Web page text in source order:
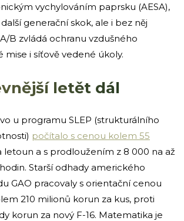
vychylováním paprsku (AESA),
generační skok, ale i bez něj
B zvládá ochranu vzdušného
mise i síťově vedené úkoly.
letět dál
u programu SLEP (strukturálního
počítalo s cenou kolem 55
letoun a s prodloužením z 8 000 na až
Starší odhady amerického
GAO pracovaly s orientační cenou
210 milionů korun za kus, proti
korun za nový F-16. Matematika je